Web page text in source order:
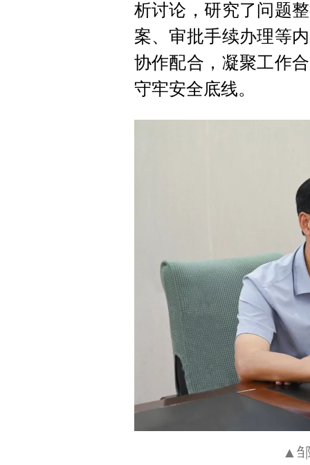
析讨论，研究了问题
案、审批手续办理等
协作配合，凝聚工作
守牢安全底线。
▲